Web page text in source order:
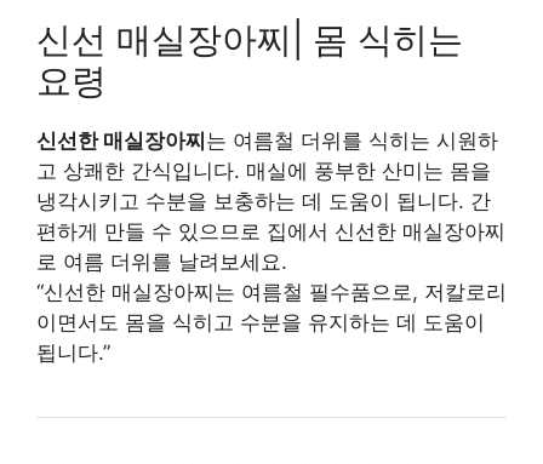
신선 매실장아찌| 몸 식히는
요령
신선한 매실장아찌 는 여름철 더위를 식히는 시원하
고 상쾌한 간식입니다. 매실에 풍부한 산미는 몸을
냉각시키고 수분을 보충하는 데 도움이 됩니다. 간
편하게 만들 수 있으므로 집에서 신선한 매실장아찌
로 여름 더위를 날려보세요.
“신선한 매실장아찌는 여름철 필수품으로, 저칼로리
이면서도 몸을 식히고 수분을 유지하는 데 도움이
됩니다.”